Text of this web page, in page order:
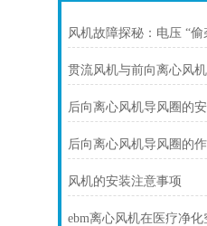
风机故障探秘：电压 “偷
贯流风机与前向离心风
后向离心风机导风圈的
后向离心风机导风圈的
风机的安装注意事项